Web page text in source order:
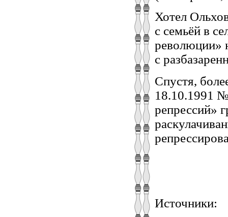
Хотел
с семьёй в
революции»
с
Спустя,
18.10.1991
репрессий»
Источники: